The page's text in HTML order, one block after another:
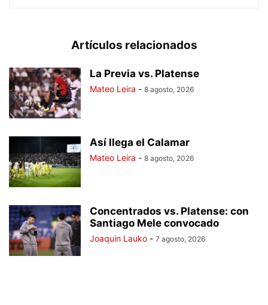
Artículos relacionados
La Previa vs. Platense
Mateo Leira - 8 agosto, 2026
Así llega el Calamar
Mateo Leira - 8 agosto, 2026
Concentrados vs. Platense: con
Santiago Mele convocado
Joaquin Lauko - 7 agosto, 2026